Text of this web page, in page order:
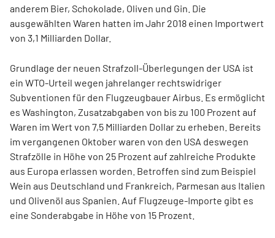
anderem Bier, Schokolade, Oliven und Gin. Die
ausgewählten Waren hatten im Jahr 2018 einen Importwert
von 3,1 Milliarden Dollar.
Grundlage der neuen Strafzoll-Überlegungen der USA ist
ein WTO-Urteil wegen jahrelanger rechtswidriger
Subventionen für den Flugzeugbauer Airbus. Es ermöglicht
es Washington, Zusatzabgaben von bis zu 100 Prozent auf
Waren im Wert von 7,5 Milliarden Dollar zu erheben. Bereits
im vergangenen Oktober waren von den USA deswegen
Strafzölle in Höhe von 25 Prozent auf zahlreiche Produkte
aus Europa erlassen worden. Betroffen sind zum Beispiel
Wein aus Deutschland und Frankreich, Parmesan aus Italien
und Olivenöl aus Spanien. Auf Flugzeuge-Importe gibt es
eine Sonderabgabe in Höhe von 15 Prozent.